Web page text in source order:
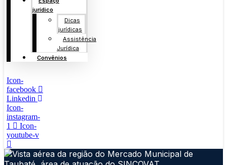
jurídico
Dicas
jurídicas
Assistência
Jurídica
Convênios
Icon-
facebook
Linkedin
Icon-
instagram-
1
Icon-
youtube-v